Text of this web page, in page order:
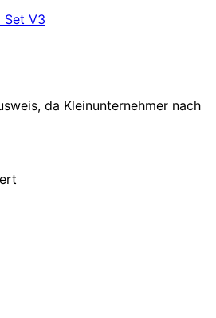
Set V3
da Kleinunternehmer nach